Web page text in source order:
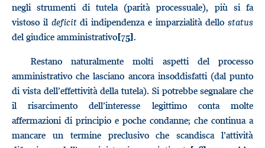
negli strumenti di tutela (parità processuale), più si fa
vistoso il deficitdi indipendenza e imparzialità dello status
del giudice amministrativo[75].
Restano naturalmente molti aspetti del processo
amministrativo che lasciano ancora insoddisfatti (dal punto
di vista dell’effettività della tutela). Si potrebbe segnalare che
il risarcimento dell’interesse legittimo conta molte
affermazioni di principio e poche condanne; che continua a
mancare un termine preclusivo che scandisca l’attività